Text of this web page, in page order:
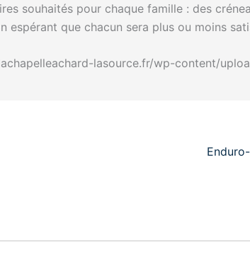
souhaités pour chaque famille : des
espérant que chacun sera plus ou moins
lasource.fr/wp-content/